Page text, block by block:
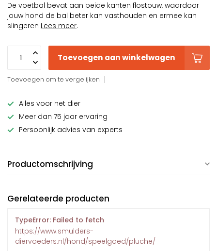
De voetbal bevat aan beide kanten flostouw, waardoor
jouw hond de bal beter kan vasthouden en ermee kan
slingeren Lees meer.
Toevoegen aan winkelwagen
Toevoegen om te vergelijken
Alles voor het dier
Meer dan 75 jaar ervaring
Persoonlijk advies van experts
Productomschrijving
Gerelateerde producten
TypeError: Failed to fetch
https://www.smulders-
diervoeders.nl/hond/speelgoed/pluche/